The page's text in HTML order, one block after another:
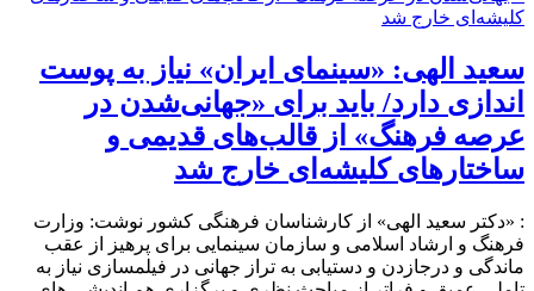
سعید الهی: «سینمای ایران» نیاز به پوست
اندازی دارد/ باید برای «جهانی‌شدن در
عرصه فرهنگ» از قالب‌های قدیمی و
ساختارهای کلیشه‌ای خارج شد
: «دکتر سعید الهی» از کارشناسان فرهنگی کشور نوشت: وزارت
فرهنگ و ارشاد اسلامی و سازمان سینمایی برای پرهیز از عقب
ماندگی و درجازدن و دستیابی به تراز جهانی در فیلمسازی نیاز به